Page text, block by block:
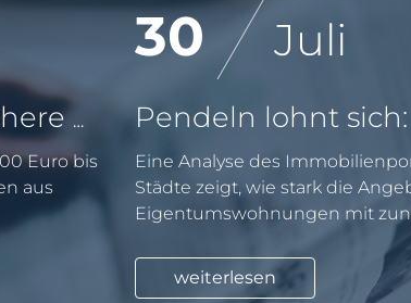
KfW-Förderung „Jung kauft Alt“: Höhere Kredite ab August 2026
Euro bis
aus
30 Juli
Eine Analyse des
Städte zeigt, wie stark die
Eigentumswohnungen mit
weiterlesen